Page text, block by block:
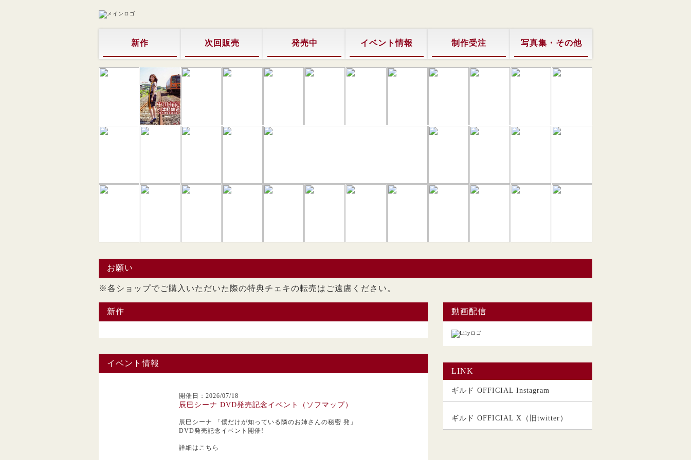
新作 次回販売 発売中 イベント情報 制作受注 写真集・その他
お願い
※各ショップでご購入いただいた際の特典チェキの転売はご遠慮ください。
新作
イベント情報
開催日：2026/07/18
辰巳シーナ DVD発売記念イベント（ソフマップ）
辰巳シーナ
「僕だけが知っている隣のお姉さんの秘密 発」
DVD発売記念イベント開催!
詳細はこちら
動画配信
LINK
ギルド OFFICIAL Instagram
ギルド OFFICIAL X（旧twitter）